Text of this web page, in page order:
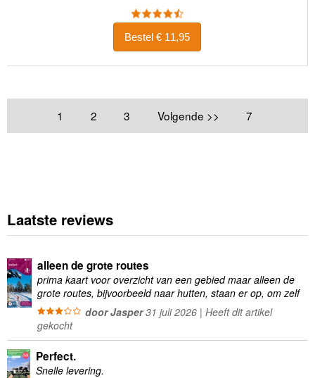
Bestel € 11,95
1 2 3 Volgende >> 7
Laatste reviews
alleen de grote routes
prima kaart voor overzicht van een gebied maar alleen de
grote routes, bijvoorbeeld naar hutten, staan er op, om zelf
wandelingen te plannen minder geschikt
door Jasper31 juli 2026 | Heeft dit artikel
gekocht
Perfect.
Snelle levering.